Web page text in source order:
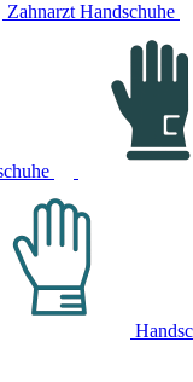
Zahnarzt Handschuhe